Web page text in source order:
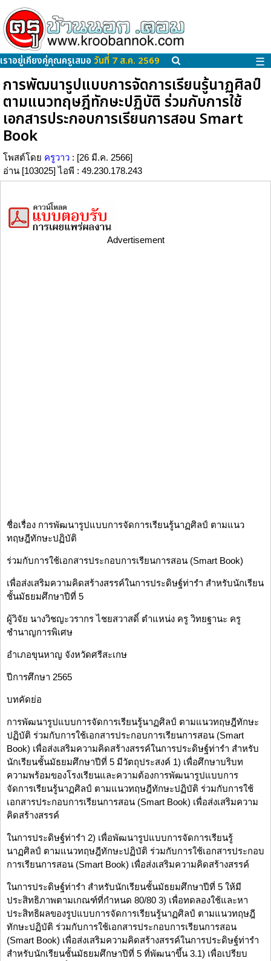
เราอยู่เคียงคู่คุณครูเสมอ วันที่ 7 ส.ค. 2569 ☰
การพัฒนารูปแบบการจัดการเรียนรู้นาฏศิลป์
ตามแนวทฤษฎีทักษะปฏิบัติ ร่วมกับการใช้
เอกสารประกอบการเรียนการสอน Smart
Book
โพสต์โดย ครูวาว : [26 มี.ค. 2566]
อ่าน [103025] ไอพี : 49.230.178.243
Advertisement
ชื่อเรื่อง การพัฒนารูปแบบการจัดการเรียนรู้นาฏศิลป์ ตามแนว
ทฤษฎีทักษะปฏิบัติ
ร่วมกับการใช้เอกสารประกอบการเรียนการสอน (Smart Book)
เพื่อส่งเสริมความคิดสร้างสรรค์ในการประดิษฐ์ท่ารำ สำหรับนักเรียน
ชั้นมัธยมศึกษาปีที่ 5
ผู้วิจัย นางวิชญะวรากร ไชยสวาสดิ์ ตำแหน่ง ครู วิทยฐานะ ครู
ชำนาญการพิเศษ
อำเภอขุนหาญ จังหวัดศรีสะเกษ
ปีการศึกษา 2565
บทคัดย่อ
การพัฒนารูปแบบการจัดการเรียนรู้นาฏศิลป์ ตามแนวทฤษฎีทักษะ
ปฏิบัติ ร่วมกับการใช้เอกสารประกอบการเรียนการสอน (Smart
Book) เพื่อส่งเสริมความคิดสร้างสรรค์ในการประดิษฐ์ท่ารำ สำหรับ
นักเรียนชั้นมัธยมศึกษาปีที่ 5 มีวัตถุประสงค์ 1) เพื่อศึกษาบริบท
ความพร้อมของโรงเรียนและความต้องการพัฒนารูปแบบการ
จัดการเรียนรู้นาฏศิลป์ ตามแนวทฤษฎีทักษะปฏิบัติ ร่วมกับการใช้
เอกสารประกอบการเรียนการสอน (Smart Book) เพื่อส่งเสริมความ
คิดสร้างสรรค์
ในการประดิษฐ์ท่ารำ 2) เพื่อพัฒนารูปแบบการจัดการเรียนรู้
นาฏศิลป์ ตามแนวทฤษฎีทักษะปฏิบัติ ร่วมกับการใช้เอกสารประกอบ
การเรียนการสอน (Smart Book) เพื่อส่งเสริมความคิดสร้างสรรค์
ในการประดิษฐ์ท่ารำ สำหรับนักเรียนชั้นมัธยมศึกษาปีที่ 5 ให้มี
ประสิทธิภาพตามเกณฑ์ที่กำหนด 80/80 3) เพื่อทดลองใช้และหา
ประสิทธิผลของรูปแบบการจัดการเรียนรู้นาฏศิลป์ ตามแนวทฤษฎี
ทักษะปฏิบัติ ร่วมกับการใช้เอกสารประกอบการเรียนการสอน
(Smart Book) เพื่อส่งเสริมความคิดสร้างสรรค์ในการประดิษฐ์ท่ารำ
สำหรับนักเรียนชั้นมัธยมศึกษาปีที่ 5 ที่พัฒนาขึ้น 3.1) เพื่อเปรียบ